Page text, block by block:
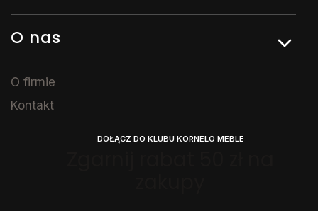
O nas
O firmie
Kontakt
DOŁĄCZ DO KLUBU KORNELO MEBLE